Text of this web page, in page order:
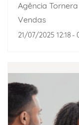
Agência
Vendas
21/07/2025 12:18 -